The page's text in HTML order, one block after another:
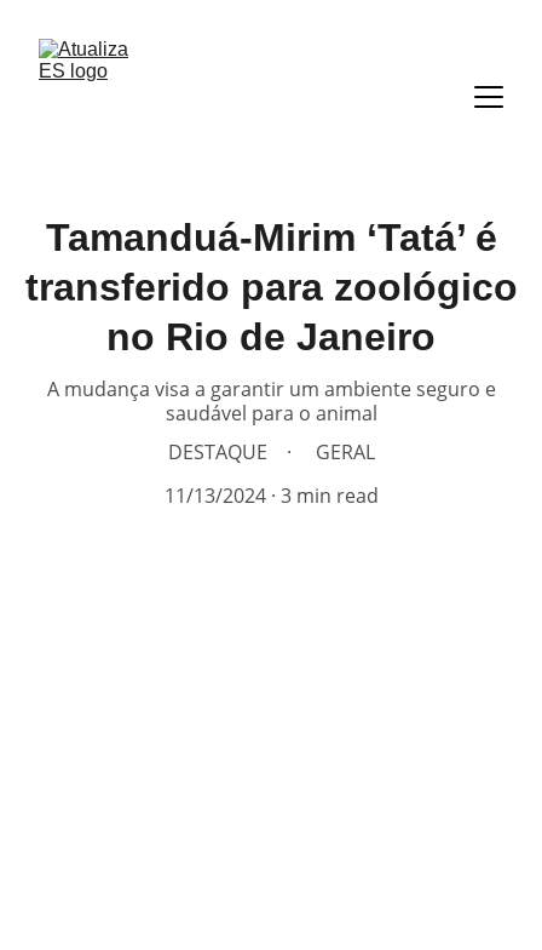
Tamanduá-Mirim ‘Tatá’ é
transferido para zoológico
no Rio de Janeiro
A mudança visa a garantir um ambiente seguro e
saudável para o animal
DESTAQUE
GERAL
11/13/2024 3 min read